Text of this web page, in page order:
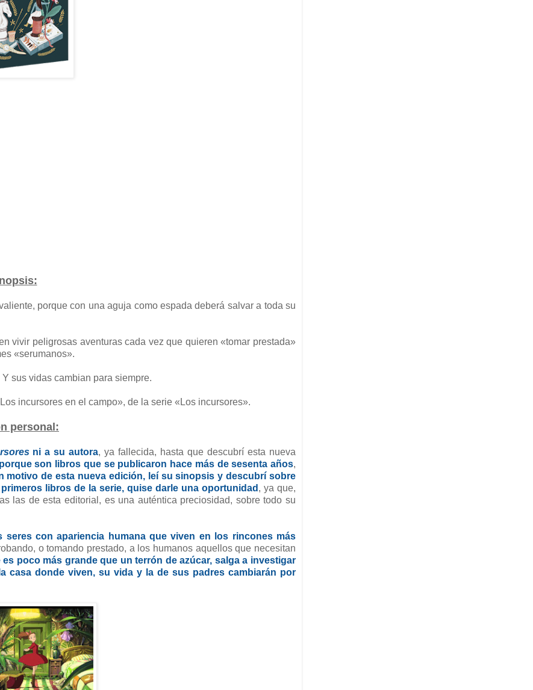
porque con una aguja como espada deberá salvar a toda su
vivir peligrosas aventuras cada vez que quieren «tomar prestada»
«serumanos».
sus vidas cambian para siempre.
incursores en el campo», de la serie «Los incursores».
personal:
ni a su autora, ya fallecida, hasta que descubrí esta nueva
son libros que se publicaron hace más de sesenta años,
motivo de esta nueva edición, leí su sinopsis y descubrí sobre
libros de la serie, quise darle una oportunidad , ya que,
las de esta editorial, es una auténtica preciosidad, sobre todo su
seres con apariencia humana que viven en los rincones más
o tomando prestado, a los humanos aquellos que necesitan
poco más grande que un terrón de azúcar, salga a investigar
casa donde viven, su vida y la de sus padres cambiarán por